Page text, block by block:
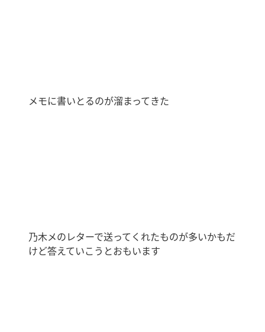
メモに書いとるのが溜まってきた
乃木メのレターで送ってくれたものが多いかもだ
けど答えていこうとおもいます